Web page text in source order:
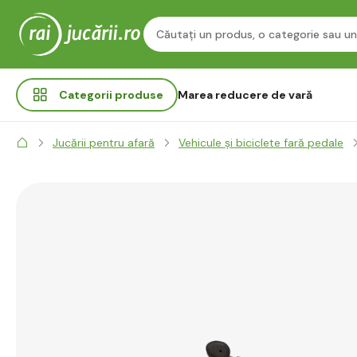
Categorii produse Marea reducere de vară
Jucării pentru afară Vehicule și biciclete fară pedale